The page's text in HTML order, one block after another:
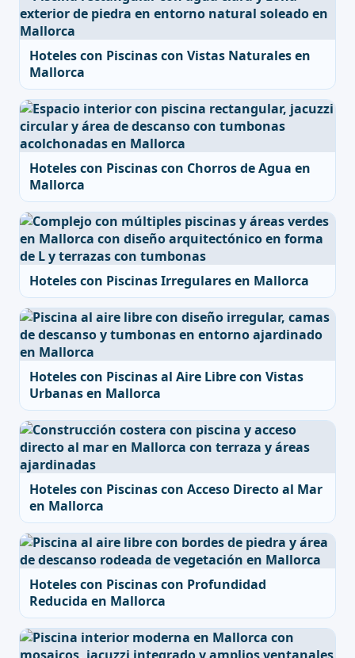
Hoteles con Piscinas con Vistas Naturales en
Mallorca
Hoteles con Piscinas con Chorros de Agua en
Mallorca
Hoteles con Piscinas Irregulares en Mallorca
Hoteles con Piscinas al Aire Libre con Vistas
Urbanas en Mallorca
Hoteles con Piscinas con Acceso Directo al Mar
en Mallorca
Hoteles con Piscinas con Profundidad
Reducida en Mallorca